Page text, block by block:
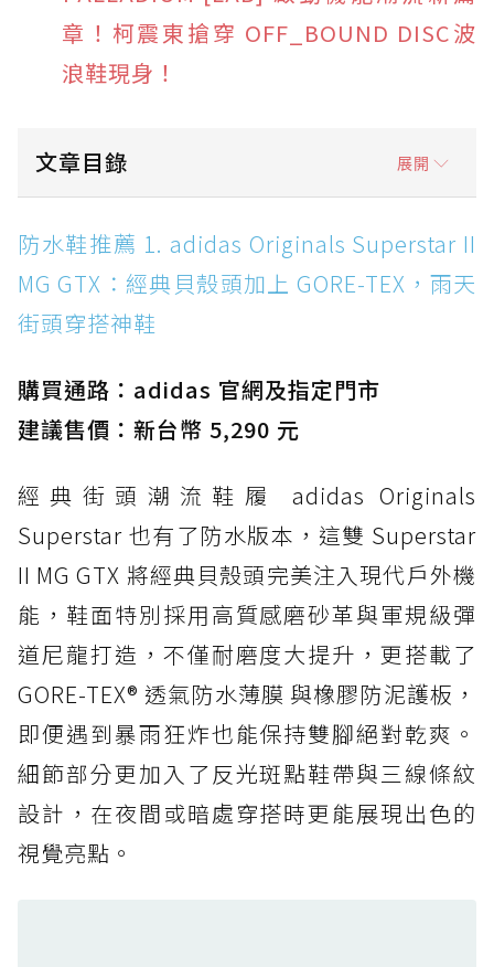
章！柯震東搶穿 OFF_BOUND DISC波
浪鞋現身！
文章目錄 展開
防水鞋推薦 1. adidas Originals Superstar II
MG GTX：經典貝殼頭加上 GORE-TEX，雨天街
頭穿搭神鞋
防水鞋推薦 2. New Balance Hierro v9 GORE-
防水鞋推薦 3. Nike Dunk Low GORE-TEX：
經典 Dunk 輪廓加上防水科技，雨天穿搭帥度不
打折
防水鞋推薦 4. ASICS TRABUCO 14 GTX：搭
載 GORE-TEX 隱形貼合科技，全方位防水神鞋
防水鞋推薦 5. Salomon XT-6 GORE-TEX：潮
人必備山系鞋王！防滑、防水與街頭顏值一次攻
頂
防水鞋推薦 6. HOKA Stinson Evo GTX：越野
復刻厚底，GORE-TEX 防水與增高神器一次滿
防水鞋推薦 7. Timberland Motion Access：
黃靴同級頂級防水，輕量化工裝健走鞋雨天必備
防水鞋推薦 7. Timberland Motion Access：
黃靴同級頂級防水，輕量化工裝健走鞋雨天必備
防水鞋推薦 1. adidas Originals Superstar II
MG GTX：經典貝殼頭加上 GORE-TEX，雨天
街頭穿搭神鞋
購買通路：adidas 官網及指定門市
建議售價：新台幣 5,290 元
經典街頭潮流鞋履 adidas Originals
Superstar 也有了防水版本，這雙 Superstar
II MG GTX 將經典貝殼頭完美注入現代戶外機
能，鞋面特別採用高質感磨砂革與軍規級彈
道尼龍打造，不僅耐磨度大提升，更搭載了
GORE-TEX® 透氣防水薄膜 與橡膠防泥護板，
即便遇到暴雨狂炸也能保持雙腳絕對乾爽。
細節部分更加入了反光斑點鞋帶與三線條紋
設計，在夜間或暗處穿搭時更能展現出色的
視覺亮點。